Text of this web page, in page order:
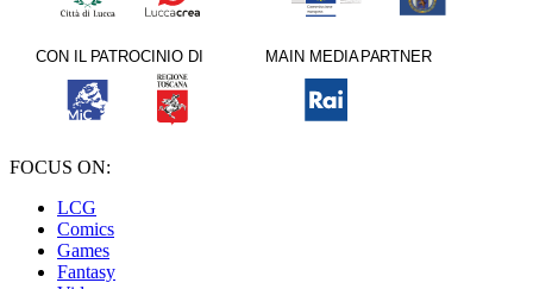
FOCUS ON:
LCG
Comics
Games
Fantasy